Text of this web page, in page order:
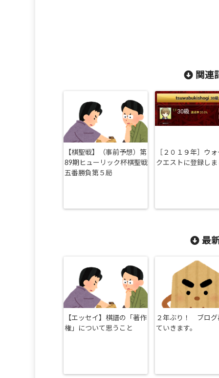
関連
【棋聖戦】（事前予想）第
89期ヒューリック杯棋聖戦
五番勝負第５局
［２０１９年］ウ
クエストに登録し
最
【エッセイ】棋譜の「著作
権」について思うこと
２年ぶり！ ブログ
ていきます。